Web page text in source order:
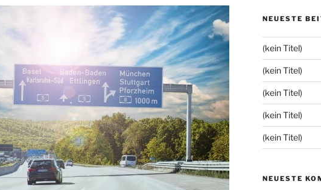
NEUESTE
(kein Titel)
(kein Titel)
(kein Titel)
(kein Titel)
(kein Titel)
NEUESTE